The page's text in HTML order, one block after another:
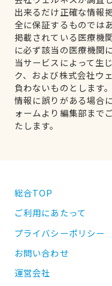
出来るだけ正確な情報
全に保証するものでは
掲載されている医療機
に必ず該当の医療機関
当サービスによって生
ク、および株式会社ウ
負わないものとします。
情報に誤りがある場合
ォームより編集部まで
たします。
総合TOP
ご利用にあたって
プライバシーポリシー
お問い合わせ
運営会社